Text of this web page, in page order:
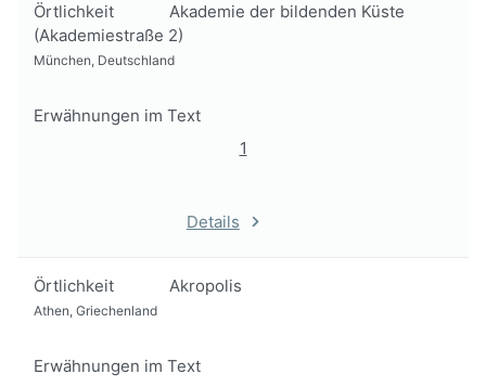
Örtlichkeit
Akademie der bildenden Küste
(Akademiestraße 2)
München, Deutschland
Erwähnungen im Text
1
Details
Örtlichkeit Akropolis
Athen, Griechenland
Erwähnungen im Text